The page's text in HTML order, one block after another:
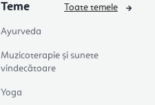
Teme
Ayurveda
Muzicoterapie și sunete
vindecătoare
Yoga
Toate temele